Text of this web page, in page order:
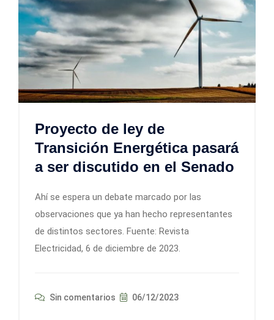
Proyecto de ley de
Transición Energética pasará
a ser discutido en el Senado
Ahí se espera un debate marcado por las
observaciones que ya han hecho representantes
de distintos sectores. Fuente: Revista
Electricidad, 6 de diciembre de 2023.
Sin comentarios 06/12/2023